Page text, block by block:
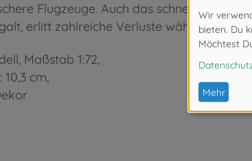
Flugzeuge. Auch das schnelle
erlitt zahlreiche Verluste während der
Maßstab 1:72,
cm,